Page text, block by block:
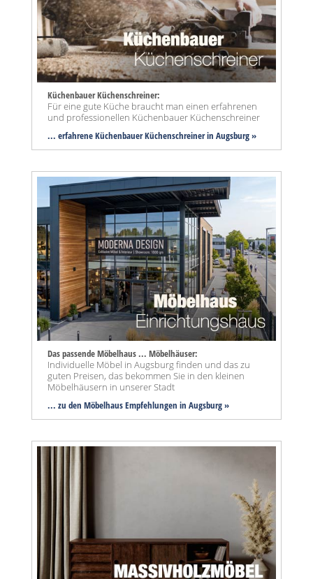
Küchenbauer Küchenschreiner:
Für eine gute Küche braucht man einen erfahrenen
und professionellen Küchenbauer Küchenschreiner
... erfahrene Küchenbauer Küchenschreiner in Augsburg »
Das passende Möbelhaus ... Möbelhäuser:
Individuelle Möbel in Augsburg finden und das zu
guten Preisen, das bekommen Sie in den kleinen
Möbelhäusern in unserer Stadt
... zu den Möbelhaus Empfehlungen in Augsburg »